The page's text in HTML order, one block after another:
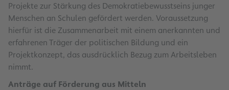
Projekte zur Stärkung des Demokratiebewusstseins junger
Menschen an Schulen gefördert werden. Voraussetzung
hierfür ist die Zusammenarbeit mit einem anerkannten und
erfahrenen Träger der politischen Bildung und ein
Projektkonzept, das ausdrücklich Bezug zum Arbeitsleben
nimmt.
Anträge auf Förderung aus Mitteln